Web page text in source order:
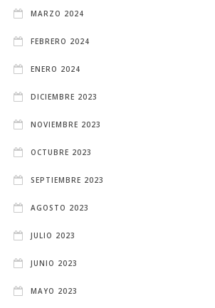
MARZO 2024
FEBRERO 2024
ENERO 2024
DICIEMBRE 2023
NOVIEMBRE 2023
OCTUBRE 2023
SEPTIEMBRE 2023
AGOSTO 2023
JULIO 2023
JUNIO 2023
MAYO 2023